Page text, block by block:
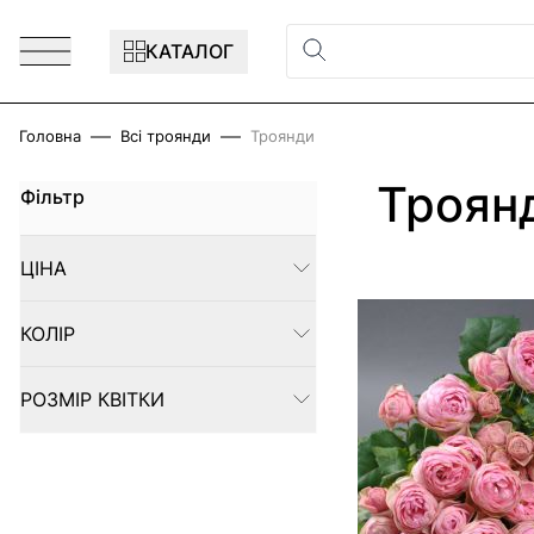
КАТАЛОГ
Головна Всі троянди Троянди
Фільтр
ЦІНА
FILTER
КОЛІР
FILTER
РОЗМІР КВІТКИ
FILTER